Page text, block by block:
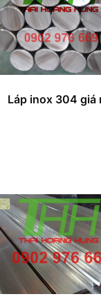
Láp inox 304 giá